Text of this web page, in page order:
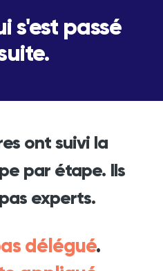
s'est passé
ont suivi la
par étape. Ils
experts.
délégué.